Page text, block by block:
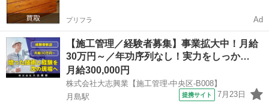
プリフラ Ad
【施工管理／経験者募集】事業拡大中！月給
30万円～／年功序列なし！実力をしっか…
月給300,000円
株式会社大志興業【施工管理-中央区-B008】
月島駅
提携サイト 7月23日